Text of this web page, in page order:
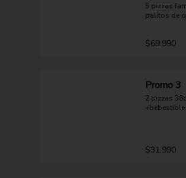
5 pizzas
palitos de
$69.990
Promo 3
2 pizzas
$31.990